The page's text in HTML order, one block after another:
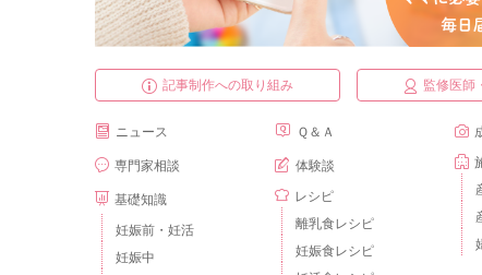
記事制作への取り組み 監修医師
ニュース
専門家相談
基礎知識
妊娠前・妊活
妊娠中
Ｑ＆Ａ
体験談
レシピ
離乳食レシピ
妊娠食レシピ